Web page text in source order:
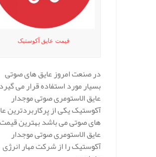
قیمت عایق آکوستیک
در صنعت امروز عایق های صوتی
بسیار مورد استفاده قرار می
عایق الاستومری صوتی موجدار
آکوستیک یکی از پرکاربردترین
های صوتی می باشد بهترین قیمت
عایق الاستومری صوتی موجدار
آکوستیک را از شرکت مهار انرژی